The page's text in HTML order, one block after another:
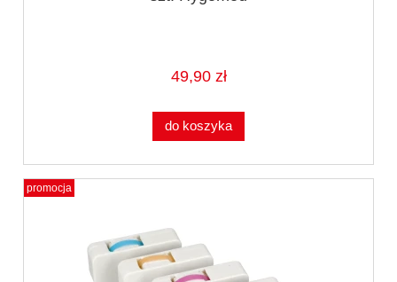
49,90 zł
do koszyka
promocja